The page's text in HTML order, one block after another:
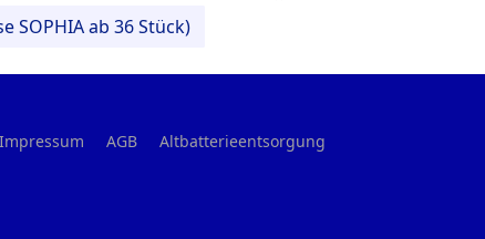
SOPHIA ab 36 Stück)
Impressum AGB Altbatterieentsorgung